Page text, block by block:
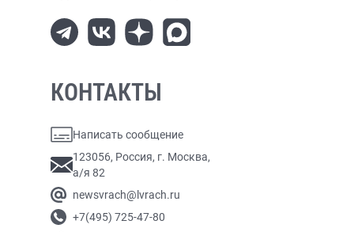
КОНТАКТЫ
Написать сообщение
123056, Россия, г. Москва,
а/я 82
newsvrach@lvrach.ru
+7(495) 725-47-80